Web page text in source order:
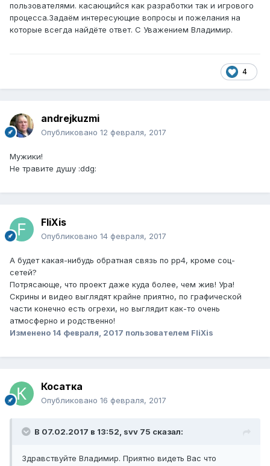
пользователями. касающийся как разработки так и игрового
процесса.Задаём интересующие вопросы и пожелания на
которые всегда найдёте ответ. С Уважением Владимир.
4
andrejkuzmi
Опубликовано 12 февраля, 2017
Мужики!
Не травите душу :ddg:
FliXis
Опубликовано 14 февраля, 2017
А будет какая-нибудь обратная связь по pp4, кроме соц-
сетей?
Потрясающе, что проект даже куда более, чем жив! Ура!
Скрины и видео выглядят крайне приятно, по графической
части конечно есть огрехи, но выглядит как-то очень
атмосферно и родственно!
Изменено 14 февраля, 2017 пользователем FliXis
Косатка
Опубликовано 16 февраля, 2017
В 07.02.2017 в 13:52, svv 75 сказал:
Здравствуйте Владимир. Приятно видеть Вас что